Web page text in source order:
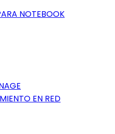
NOTEBOOK
EN RED